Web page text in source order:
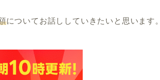
についてお話ししていきたいと思います。